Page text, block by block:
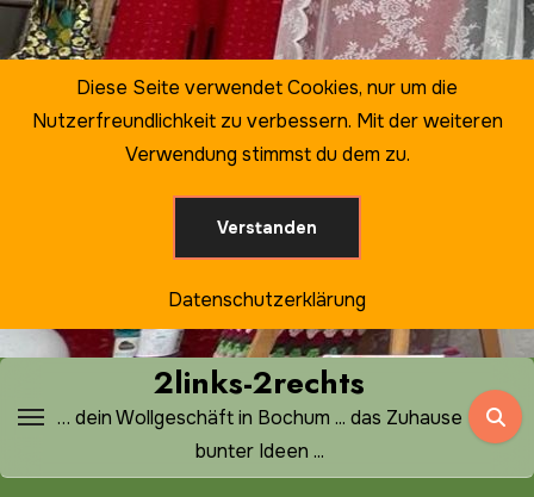
Zum
Inhalt
2links-2rechts
… dein Wollgeschäft in Bochum ... das Zuhause
bunter Ideen ...
Diese Seite verwendet Cookies, nur um die
Nutzerfreundlichkeit zu verbessern. Mit der weiteren
Verwendung stimmst du dem zu.
Verstanden
Datenschutzerklärung